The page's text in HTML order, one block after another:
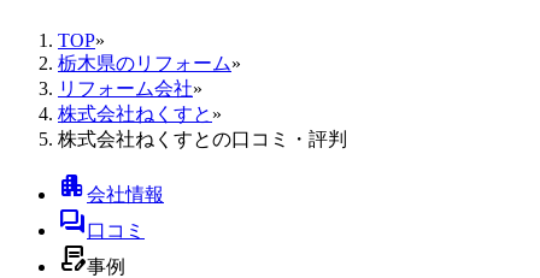
TOP»
栃木県のリフォーム»
リフォーム会社»
株式会社ねくすと »
株式会社ねくすとの口コミ・評判
apartment会社情報
forum口コミ
contract_edit事例